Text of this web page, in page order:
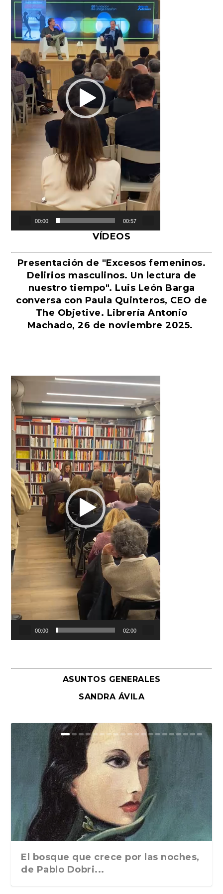
00:00 00:57
VÍDEOS
Presentación de "Excesos femeninos.
Delirios masculinos. Un lectura de
nuestro tiempo". Luis León Barga
conversa con Paula Quinteros, CEO de
The Objetive. Librería Antonio
Machado, 26 de noviembre 2025.
Reproductor
de
vídeo
00:00 02:00
ASUNTOS GENERALES
SANDRA ÁVILA
El bosque que crece por las noches,
de Pablo Dobri...